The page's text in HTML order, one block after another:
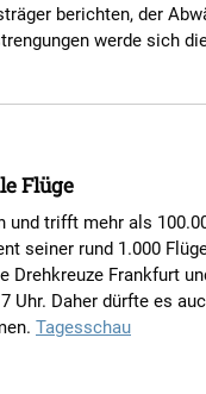
berichten, der
werde sich
Flüge
und trifft mehr als
seiner rund 1.000
Drehkreuze Frankfurt
Uhr. Daher dürfte es
Tagesschau